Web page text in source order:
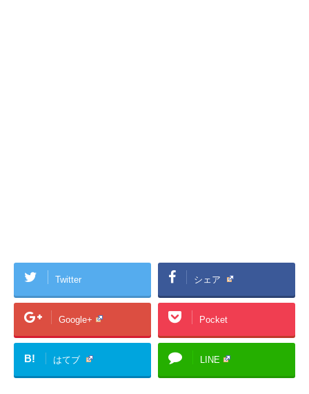
Twitter シェア
Google+ Pocket
B! はてブ LINE